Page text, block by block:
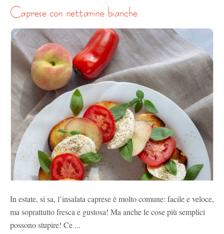
caprese con nettarine bianche
In estate, si sa, l’insalata caprese è molto comune: facile e veloce,
ma soprattutto fresca e gustosa! Ma anche le cose più semplici
possono stupire! Ce ...